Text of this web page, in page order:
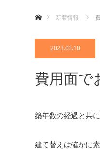
新着情報
2023.03.10
費用面で
築年数の経過と共
建て替えは確かに